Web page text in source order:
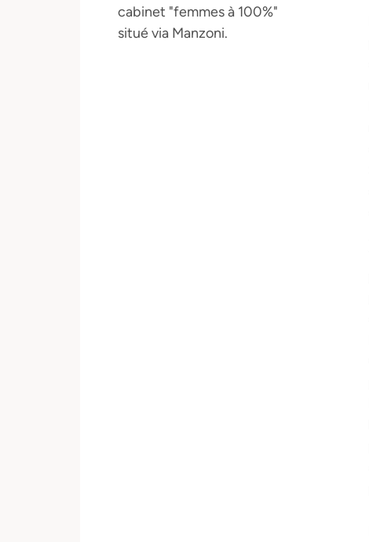
cabinet "femmes à 100%"
situé via Manzoni.